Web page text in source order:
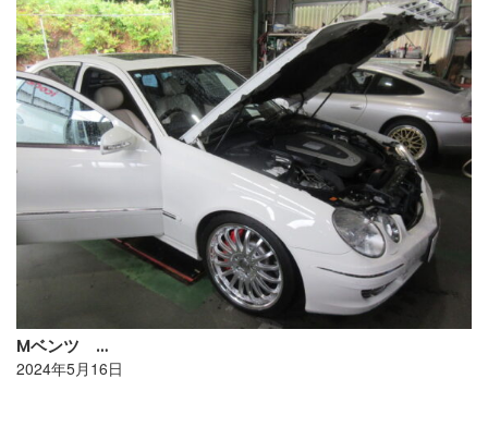
Mベンツ …
2024年5月16日